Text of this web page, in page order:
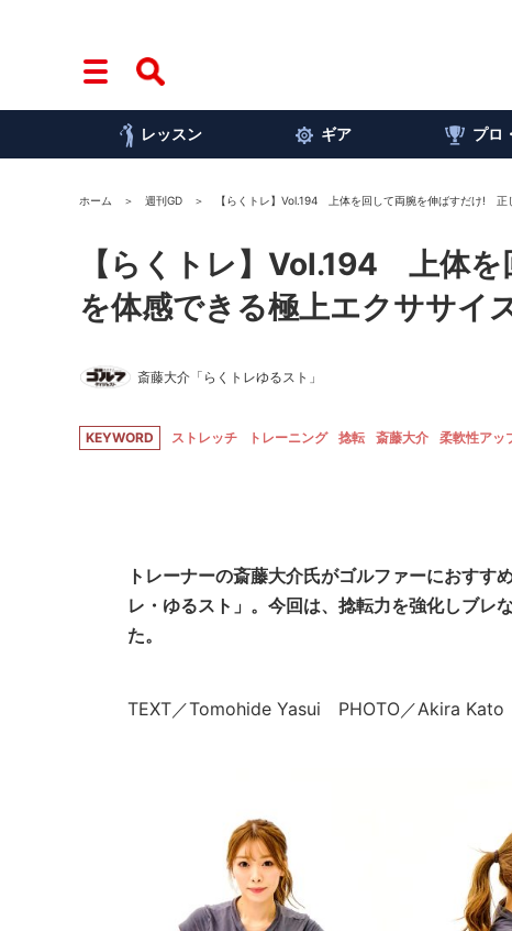
レッスン ギア プロ
ホーム 週刊GD 【らくトレ】Vol.194 上体を回して両腕を伸ばすだけ! 正
【らくトレ】Vol.194 上体
を体感できる極上エクササイ
斎藤大介「らくトレゆるスト」
KEYWORD ストレッチ トレーニング 捻転 斎藤大介 柔軟性アッ
トレーナーの斎藤大介氏がゴルファーにおすす
レ・ゆるスト」。今回は、捻転力を強化しブレ
た。
TEXT／Tomohide Yasui PHOTO／Akira Kato